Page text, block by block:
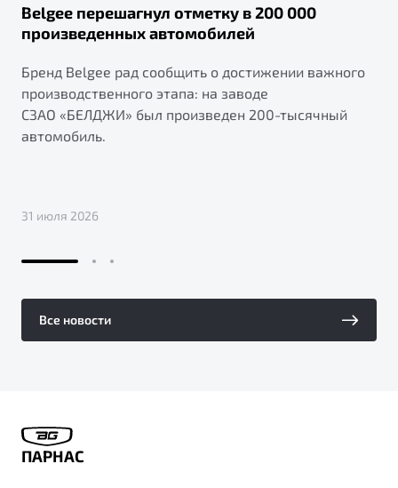
Belgee перешагнул отметку в 200 000
произведенных автомобилей
Бренд Belgee рад сообщить о достижении важного
производственного этапа: на заводе
СЗАО «БЕЛДЖИ» был произведен 200-тысячный
автомобиль.
31 июля 2026
Все новости
ПАРНАС